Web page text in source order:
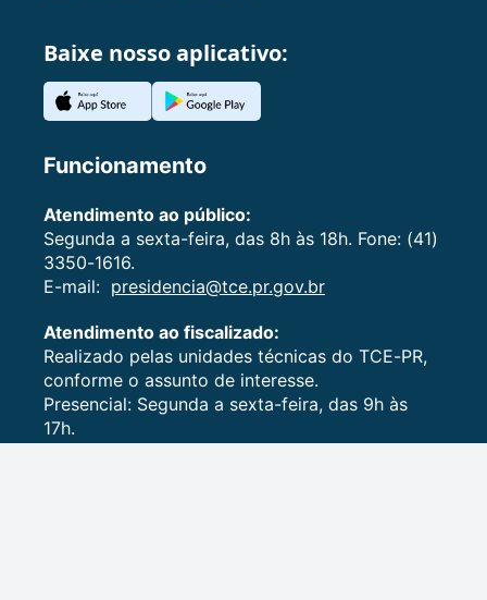
Baixe nosso aplicativo:
Funcionamento
Atendimento ao público:
Segunda a sexta-feira, das 8h às 18h. Fone: (41)
3350-1616.
E-mail: presidencia@tce.pr.gov.br
Atendimento ao fiscalizado:
Realizado pelas unidades técnicas do TCE-PR,
conforme o assunto de interesse.
Presencial: Segunda a sexta-feira, das 9h às
17h.